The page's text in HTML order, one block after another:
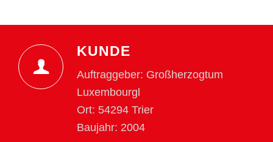
KUNDE
Auftraggeber: Großherzogtum
Luxembourgl
Ort: 54294 Trier
Baujahr: 2004